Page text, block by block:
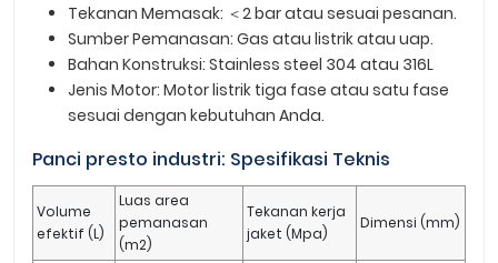
Tekanan Memasak: ＜2 bar atau sesuai pesanan.
Sumber Pemanasan: Gas atau listrik atau uap.
Bahan Konstruksi: Stainless steel 304 atau 316L
Jenis Motor: Motor listrik tiga fase atau satu fase
sesuai dengan kebutuhan Anda.
Panci presto industri: Spesifikasi Teknis
Volume
efektif (L)
Luas area
pemanasan
(m2)
Tekanan kerja
jaket (Mpa)
Dimensi (mm)